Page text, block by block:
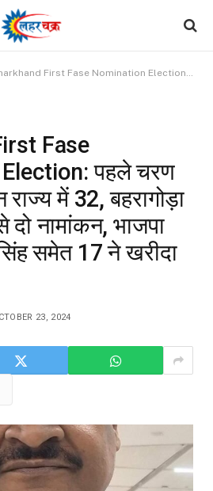
First Fase Nomination Election: पहले चरण के लिए चाैथे दिन राज्य में 32, बहरागोड़ा से एक, पोटका से दो नामांकन, भाजपा नेता राजकुमार सिंह समेत 17 ने खरीदा पर्चा
Fase
पहले चरण
में 32, बहरागोड़ा
नामांकन, भाजपा
समेत 17 ने खरीदा
23, 2024